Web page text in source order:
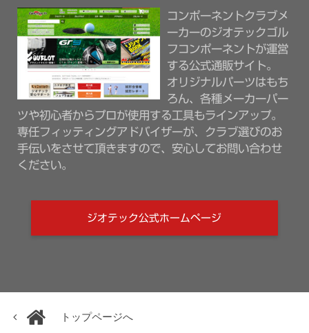
コンポーネントクラブメ
ーカーのジオテックゴル
フコンポーネントが運営
する公式通販サイト。
オリジナルパーツはもち
ろん、各種メーカーパー
ツや初心者からプロが使用する工具もラインアップ。
専任フィッティングアドバイザーが、クラブ選びのお
手伝いをさせて頂きますので、安心してお問い合わせ
ください。
ジオテック公式ホームページ
トップページへ